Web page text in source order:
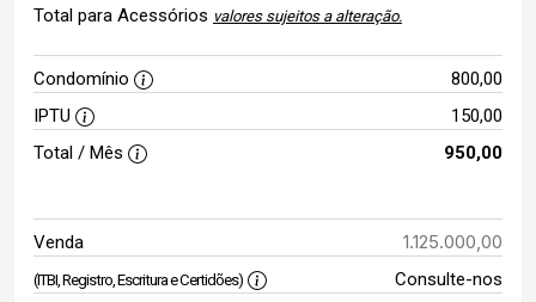
Total para Acessórios valores sujeitos a alteração.
Condomínio
800,00
IPTU
150,00
Total / Mês
950,00
Venda 1.125.000,00
(ITBI, Registro, Escritura e Certidões) Consulte-nos